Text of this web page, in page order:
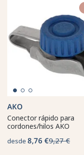
AKO
Conector rápido para
cordones/hilos AKO
desde 8,76 €9,27 €